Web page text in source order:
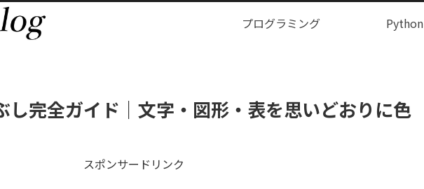
プログラミング Python
し完全ガイド｜文字・図形・表を思いどおりに色
スポンサードリンク